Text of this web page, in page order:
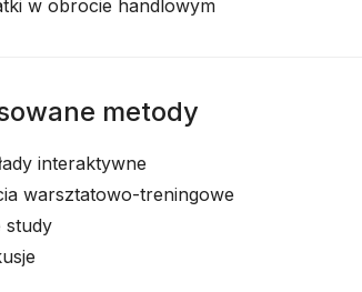
w obrocie handlowym
metody
interaktywne
warsztatowo-treningowe
study